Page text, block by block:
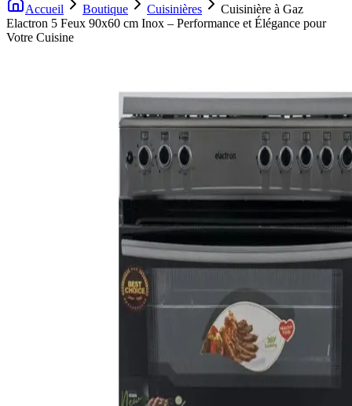
Accueil Boutique Cuisinières
Cuisinière à Gaz
Elactron 5 Feux 90x60 cm Inox – Performance et Élégance pour
Votre Cuisine